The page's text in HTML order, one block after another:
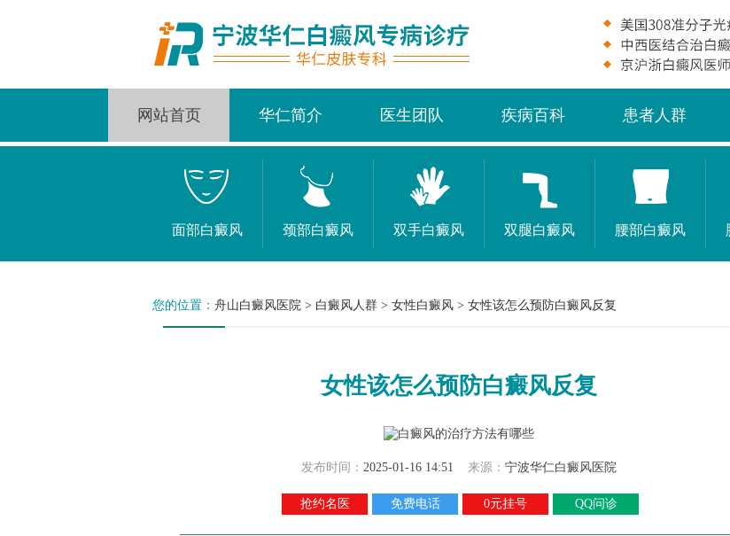
网站首页 华仁简介 医生团队 疾病百科 患者人群
面部白癜风 颈部白癜风 双手白癜风 双腿白癜风 腰部白癜风
您的位置： 舟山白癜风医院 > 白癜风人群 > 女性白癜风 > 女性该怎么预防白癜风反复
女性该怎么预防白癜风反复
发布时间： 2025-01-16 14:51 来源： 宁波华仁白癜风医院
抢约名医 免费电话 0元挂号 QQ问诊